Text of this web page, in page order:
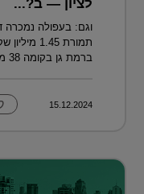
לציון — ב?...
ברמת גן בקומה 38 מתוך 55?
15.12.2024